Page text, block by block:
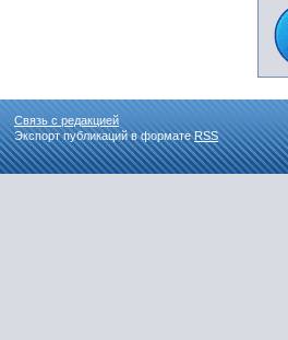
Связь с редакцией
Экспорт публикаций в форматеRSS